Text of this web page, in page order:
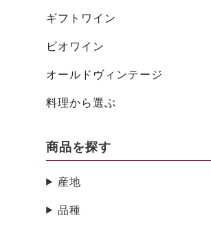
ギフトワイン
ビオワイン
オールドヴィンテージ
料理から選ぶ
商品を探す
産地
品種